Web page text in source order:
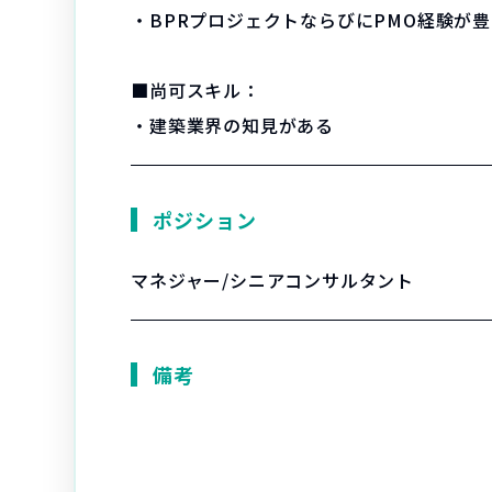
・BPRプロジェクトならびにPMO経験が
■尚可スキル：
・建築業界の知見がある
ポジション
マネジャー/シニアコンサルタント
備考